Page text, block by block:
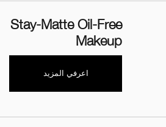
Stay-Matte Oil-Free
Makeup
اعرفي المزيد